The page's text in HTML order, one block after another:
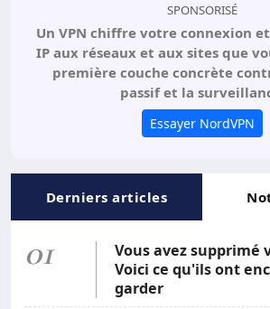
SPONSORISÉ
Un VPN chiffre votre connexion
IP aux réseaux et aux sites que
première couche concrète
passif et la
Essayer NordVPN
Derniers articles
01
Vous avez supprimé
Voici ce qu'ils ont
garder